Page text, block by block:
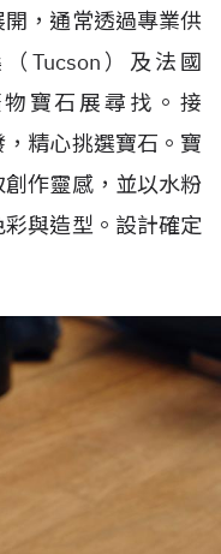
，通常透過專業供
Tucson） 及法國
寶石展尋找。接
精心挑選寶石。寶
作靈感，並以水粉
與造型。設計確定